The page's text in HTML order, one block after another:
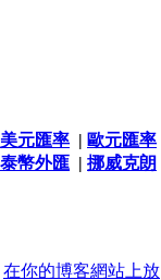
美元匯率 | 歐元匯率
泰幣外匯 | 挪威克朗
在你的博客網站上放